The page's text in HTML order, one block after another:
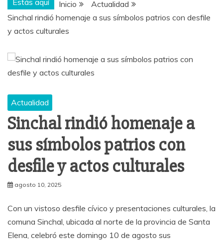
Inicio
Actualidad
Sinchal rindió homenaje a sus símbolos patrios con desfile
y actos culturales
Actualidad
Sinchal rindió homenaje a
sus símbolos patrios con
desfile y actos culturales
agosto 10, 2025
Con un vistoso desfile cívico y presentaciones culturales, la
comuna Sinchal, ubicada al norte de la provincia de Santa
Elena, celebró este domingo 10 de agosto sus